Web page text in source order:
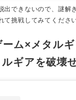
出できないので、謎解
て挑戦してみてくださ
ーム×メタル
ギアを破壊